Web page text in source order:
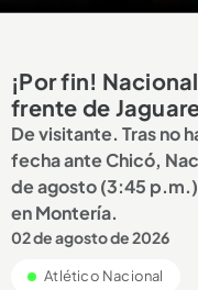
¡Por fin!
frente de
De visitante. Tras no
fecha ante Chicó,
de agosto (3:45 p.m.)
en Montería.
02 de agosto de 2026
Atlético Nacional